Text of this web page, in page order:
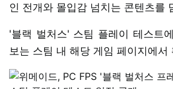
인 전개와 몰입감 넘치는 콘텐츠를
'블랙 벌처스' 스팀 플레이 테스트
보는 스팀 내 해당 게임 페이지에서